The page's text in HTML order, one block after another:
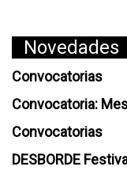
Novedades
Convocatorias
Convocatoria:
Convocatorias
DESBORDE